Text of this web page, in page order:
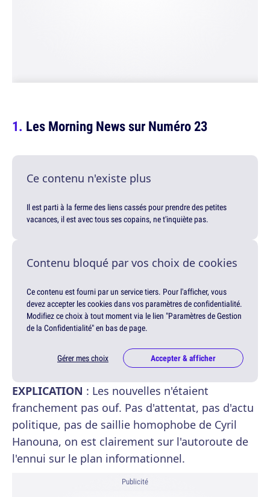
Les Morning News sur Numéro 23
Ce contenu n'existe plus
Il est parti à la ferme des liens cassés pour prendre des petites
vacances, il est avec tous ses copains, ne t'inquiète pas.
Contenu bloqué par vos choix de cookies
Ce contenu est fourni par un service tiers. Pour l'afficher, vous
devez accepter les cookies dans vos paramètres de confidentialité.
Modifiez ce choix à tout moment via le lien "Paramètres de Gestion
de la Confidentialité" en bas de page.
Gérer mes choix Accepter & afficher
EXPLICATION : Les nouvelles n'étaient
franchement pas ouf. Pas d'attentat, pas d'actu
politique, pas de saillie homophobe de Cyril
Hanouna, on est clairement sur l'autoroute de
l'ennui sur le plan informationnel.
Publicité